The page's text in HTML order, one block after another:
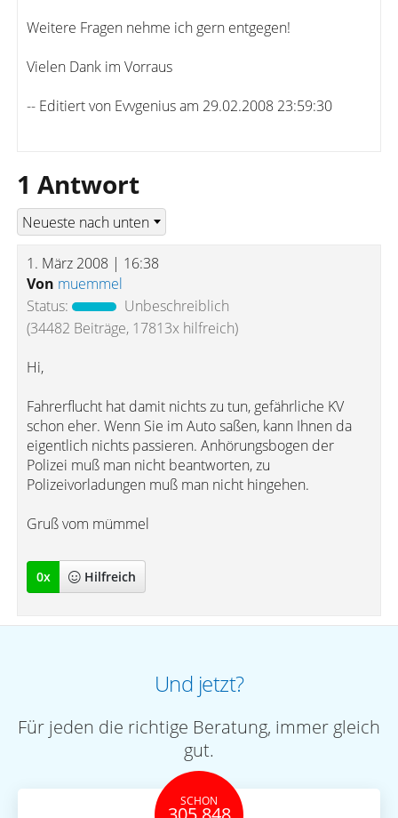
Weitere Fragen nehme ich gern entgegen!
Vielen Dank im Vorraus
-- Editiert von Evvgenius am 29.02.2008 23:59:30
1 Antwort
1. März 2008 | 16:38
Von muemmel
Status:
Unbeschreiblich
(34482 Beiträge, 17813x hilfreich)
Hi,
Fahrerflucht hat damit nichts zu tun, gefährliche KV
schon eher. Wenn Sie im Auto saßen, kann Ihnen da
eigentlich nichts passieren. Anhörungsbogen der
Polizei muß man nicht beantworten, zu
Polizeivorladungen muß man nicht hingehen.
Gruß vom mümmel
0x Hilfreich
Und jetzt?
Für jeden die richtige Beratung, immer gleich
gut.
SCHON